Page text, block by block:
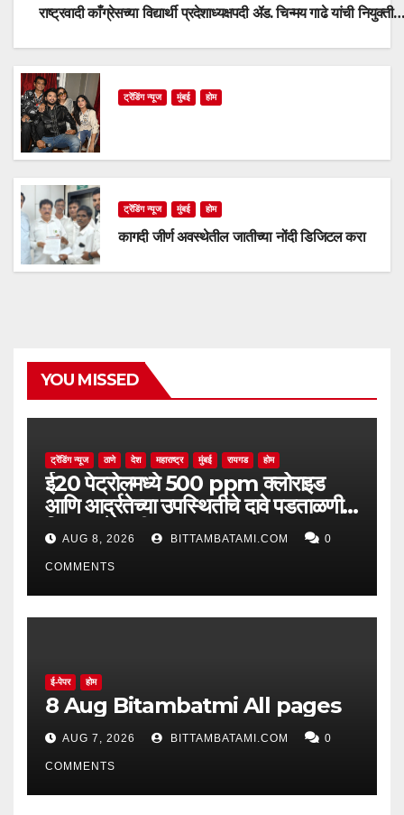
राष्ट्रवादी काँग्रेसच्या विद्यार्थी प्रदेशाध्यक्षपदी ॲड. चिन्मय गाढे यांची नियुक्ती…
ट्रेंडिंग न्यूज मुंबई होम
ट्रेंडिंग न्यूज मुंबई होम
कागदी जीर्ण अवस्थेतील जातीच्या नोंदी डिजिटल करा
YOU MISSED
ट्रेंडिंग न्यूज ठाणे देश महाराष्ट्र मुंबई रायगड होम
ई20 पेट्रोलमध्ये 500 ppm क्लोराइड
आणि आर्द्रतेच्या उपस्थितीचे दावे पडताळणीत
सिद्ध झाले नाहीत
AUG 8, 2026 BITTAMBATAMI.COM 0
COMMENTS
ई-पेपर होम
8 Aug Bitambatmi All pages
AUG 7, 2026 BITTAMBATAMI.COM 0
COMMENTS